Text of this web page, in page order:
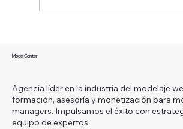
Model Center
Agencia líder en la industria del modelaje
formación, asesoría y monetización para
managers. Impulsamos el éxito con
equipo de expertos.